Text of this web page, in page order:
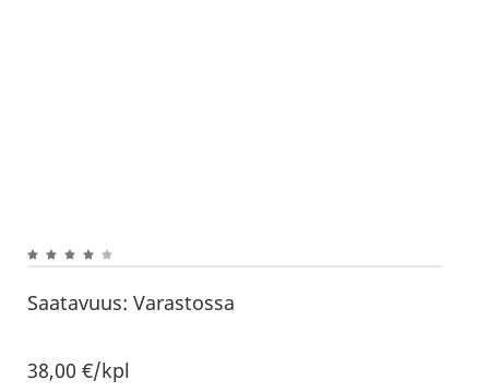
Saatavuus: Varastossa
38,00€/kpl